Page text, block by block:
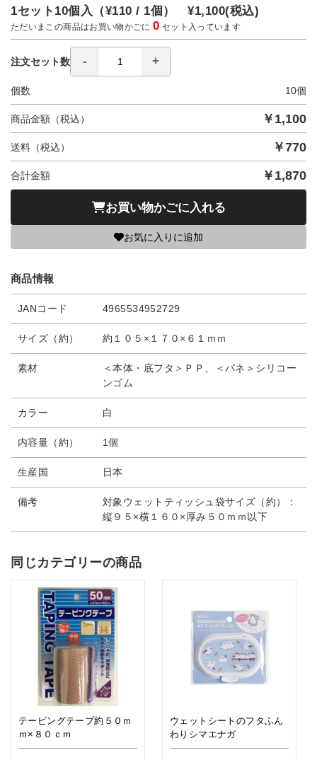
1セット10個入（¥110 / 1個）¥1,100(税込)
ただいまこの商品はお買い物かごに0 セット入っています
注文セット数
個数 10個
商品金額（税込） ￥ 1,100
送料（税込） ￥770
合計金額 ￥ 1,870
お買い物かごに入れる
お気に入りに追加
商品情報
JANコード 4965534952729
サイズ（約） 約１０５×１７０×６１ｍｍ
素材
＜本体・底フタ＞ＰＰ、＜バネ＞シリコー
ンゴム
カラー 白
内容量（約） 1個
生産国 日本
備考
対象ウェットティッシュ袋サイズ（約）：
縦９５×横１６０×厚み５０ｍｍ以下
同じカテゴリーの商品
テーピングテープ約５０ｍ
ｍ×８０ｃｍ
ウェットシートのフタふん
わりシマエナガ